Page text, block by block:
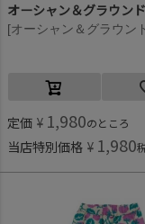
オーシャン＆グラウンド
定価 ¥ 1,980のところ
当店特別価格 ¥ 1,980